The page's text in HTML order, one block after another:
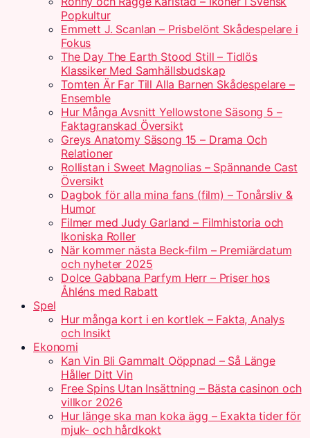
Popkultur
Emmett J. Scanlan – Prisbelönt Skådespelare i
Fokus
The Day The Earth Stood Still – Tidlös
Klassiker Med Samhällsbudskap
Tomten Är Far Till Alla Barnen Skådespelare –
Ensemble
Hur Många Avsnitt Yellowstone Säsong 5 –
Faktagranskad Översikt
Greys Anatomy Säsong 15 – Drama Och
Relationer
Rollistan i Sweet Magnolias – Spännande Cast
Översikt
Dagbok för alla mina fans (film) – Tonårsliv &
Humor
Filmer med Judy Garland – Filmhistoria och
Ikoniska Roller
När kommer nästa Beck-film – Premiärdatum
och nyheter 2025
Dolce Gabbana Parfym Herr – Priser hos
Åhléns med Rabatt
Spel
Hur många kort i en kortlek – Fakta, Analys
och Insikt
Ekonomi
Kan Vin Bli Gammalt Oöppnad – Så Länge
Håller Ditt Vin
Free Spins Utan Insättning – Bästa casinon och
villkor 2026
Hur länge ska man koka ägg – Exakta tider för
mjuk- och hårdkokt